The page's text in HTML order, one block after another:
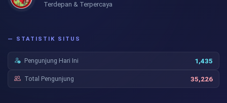
Terdepan & Terpercaya
— STATISTIK SITUS
Pengunjung Hari Ini 1,435
Total Pengunjung 35,226